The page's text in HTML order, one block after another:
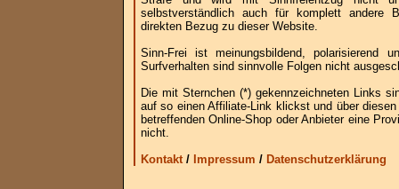
selbstverständlich auch für komplett andere
direkten Bezug zu dieser Website.
Sinn-Frei ist meinungsbildend, polarisierend
Surfverhalten sind sinnvolle Folgen nicht
Die mit Sternchen (*) gekennzeichneten Links
auf so einen Affiliate-Link klickst und über
betreffenden Online-Shop oder Anbieter eine
nicht.
Kontakt/ Impressum / Datenschutzerklärung